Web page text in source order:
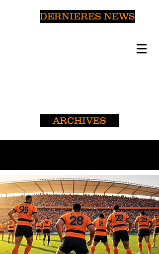
DERNIERES NEWS
ARCHIVES